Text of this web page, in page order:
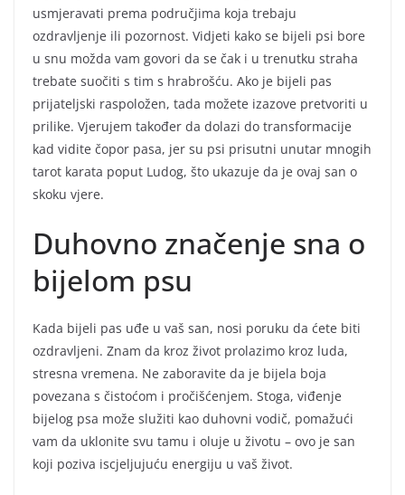
usmjeravati prema područjima koja trebaju
ozdravljenje ili pozornost. Vidjeti kako se bijeli psi bore
u snu možda vam govori da se čak i u trenutku straha
trebate suočiti s tim s hrabrošću. Ako je bijeli pas
prijateljski raspoložen, tada možete izazove pretvoriti u
prilike. Vjerujem također da dolazi do transformacije
kad vidite čopor pasa, jer su psi prisutni unutar mnogih
tarot karata poput Ludog, što ukazuje da je ovaj san o
skoku vjere.
Duhovno značenje sna o
bijelom psu
Kada bijeli pas uđe u vaš san, nosi poruku da ćete biti
ozdravljeni. Znam da kroz život prolazimo kroz luda,
stresna vremena. Ne zaboravite da je bijela boja
povezana s čistoćom i pročišćenjem. Stoga, viđenje
bijelog psa može služiti kao duhovni vodič, pomažući
vam da uklonite svu tamu i oluje u životu – ovo je san
koji poziva iscjeljujuću energiju u vaš život.